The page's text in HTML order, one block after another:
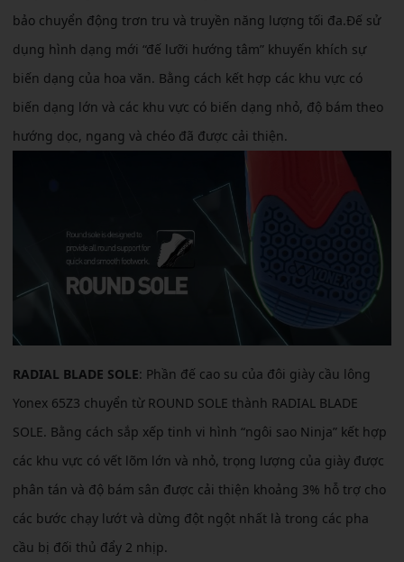
bảo chuyển động trơn tru và truyền năng lượng tối đa.Đế sử
dụng hình dạng mới “đế lưỡi hướng tâm” khuyến khích sự
biến dạng của hoa văn. Bằng cách kết hợp các khu vực có
biến dạng lớn và các khu vực có biến dạng nhỏ, độ bám theo
hướng dọc, ngang và chéo đã được cải thiện.
RADIAL BLADE SOLE: Phần đế cao su của đôi giày cầu lông
Yonex 65Z3 chuyển từ ROUND SOLE thành RADIAL BLADE
SOLE. Bằng cách sắp xếp tinh vi hình “ngôi sao Ninja” kết hợp
các khu vực có vết lõm lớn và nhỏ, trọng lượng của giày được
phân tán và độ bám sân được cải thiện khoảng 3% hỗ trợ cho
các bước chạy lướt và dừng đột ngột nhất là trong các pha
cầu bị đối thủ đẩy 2 nhịp.